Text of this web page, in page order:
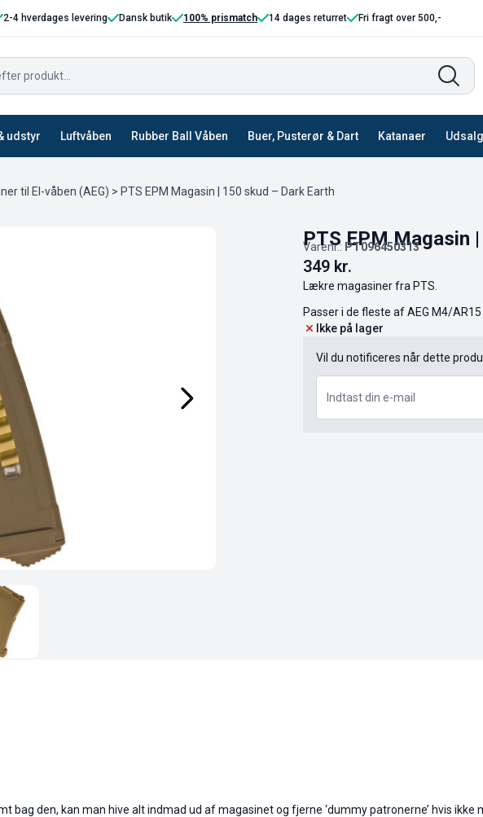
2-4 hverdages levering Dansk butik 100% prismatch 14 dages returret Fri fragt over 500,-
udstyr Luftvåben Rubber Ball Våben Buer, Pusterør & Dart Katanaer Udsalg
til El-våben (AEG) > PTS EPM Magasin | 150 skud – Dark Earth
PTS EPM Magasin
Varenr.: PT096450313
349 kr.
Lækre magasiner fra PTS.
Passer i de fleste af AEG M4/
Ikke på lager
Vil du notificeres når dette
den, kan man hive alt indmad ud af magasinet og fjerne ‘dummy patronerne’ hvis ikke